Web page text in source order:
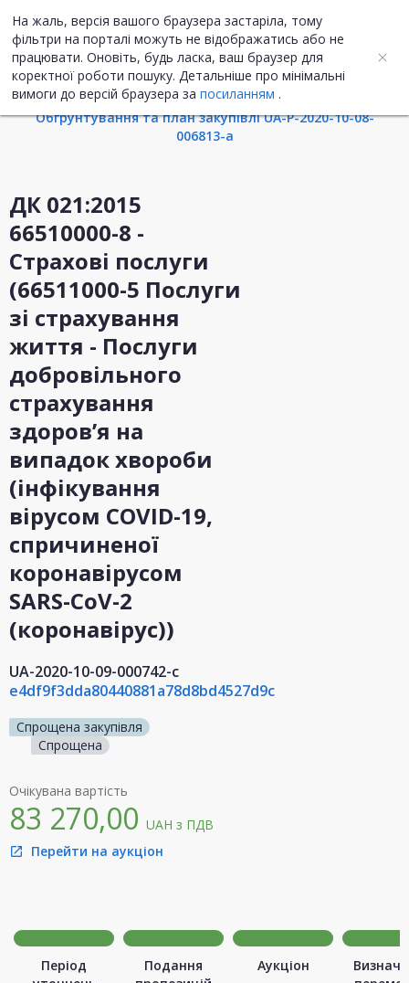
На жаль, версія вашого браузера застаріла, тому
фільтри на порталі можуть не відображатись або не
працювати. Оновіть, будь ласка, ваш браузер для
коректної роботи пошуку. Детальніше про мінімальні
вимоги до версій браузера за посиланням .
UA ENG
Інформація про закупівлю
Обгрунтування та план закупівлі UA-P-2020-10-08-
006813-a
ДК 021:2015
66510000-8 -
Страхові послуги
(66511000-5 Послуги
зі страхування
життя - Послуги
добровільного
страхування
здоров’я на
випадок хвороби
(інфікування
вірусом COVID-19,
спричиненої
коронавірусом
SARS-CoV-2
(коронавірус))
UA-2020-10-09-000742-c
e4df9f3dda80440881a78d8bd4527d9c
Спрощена закупівля
Спрощена
Очікувана вартість
83 270,00 UAH з ПДВ
open_in_new Перейти на аукціон
Період
Подання
Аукціон